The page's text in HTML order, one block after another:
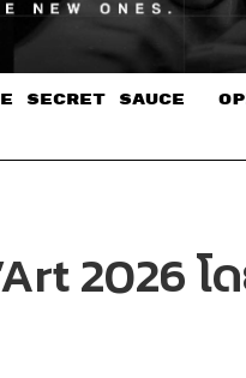
SECRET SAUCE​
2026